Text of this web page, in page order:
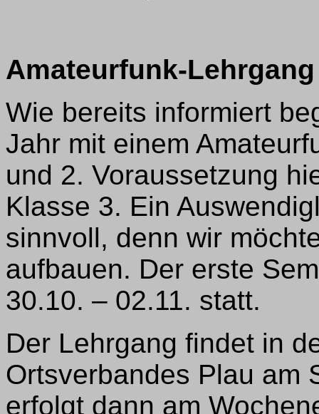
Amateurfunk-Lehrgang
Wie bereits informiert
Jahr mit einem
und 2. Voraussetzung
Klasse 3. Ein
sinnvoll, denn wir
aufbauen. Der erste
30.10. – 02.11. statt.
Der Lehrgang findet in
Ortsverbandes Plau am
erfolgt dann am